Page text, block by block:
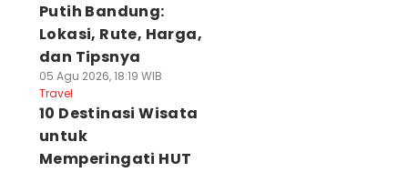
Putih Bandung:
Lokasi, Rute, Harga,
dan Tipsnya
05 Agu 2026, 18:19 WIB
Travel
10 Destinasi Wisata
untuk
Memperingati HUT